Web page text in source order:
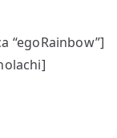
“egoRainbow”]